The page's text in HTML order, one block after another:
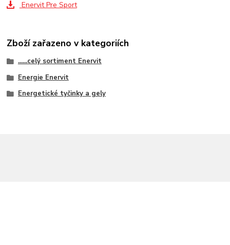
Enervit Pre Sport
Zboží zařazeno v kategoriích
......celý sortiment Enervit
Energie Enervit
Energetické tyčinky a gely